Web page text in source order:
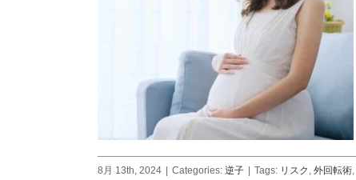
8月 13th, 2024 Categories: 逆子 Tags: リスク , 外回転術,